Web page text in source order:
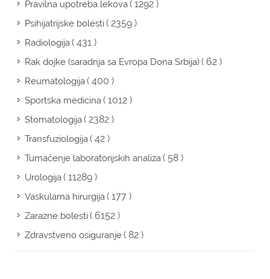
Pravilna upotreba lekova( 1292 )
Psihijatrijske bolesti( 2359 )
Radiologija( 431 )
Rak dojke (saradnja sa Evropa Dona Srbija)( 62 )
Reumatologija( 400 )
Sportska medicina( 1012 )
Stomatologija( 2382 )
Transfuziologija( 42 )
Tumačenje laboratorijskih analiza( 58 )
Urologija( 11289 )
Vaskularna hirurgija( 177 )
Zarazne bolesti( 6152 )
Zdravstveno osiguranje( 82 )